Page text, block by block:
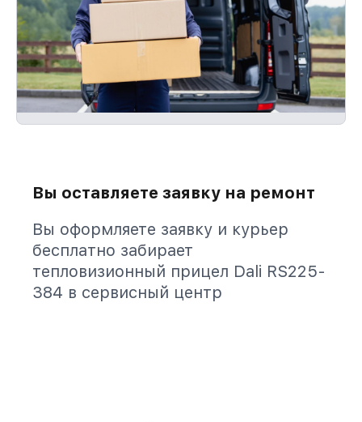
Вы оставляете заявку на ремонт
Вы оформляете заявку и курьер
бесплатно забирает
тепловизионный прицел Dali RS225-
384 в сервисный центр